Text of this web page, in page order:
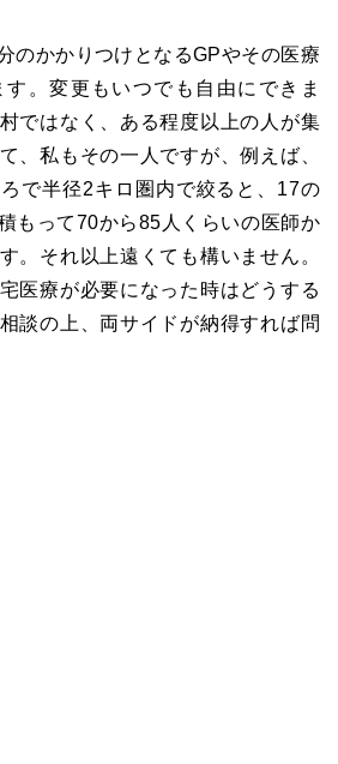
のかかりつけとなるGPやその医療
。変更もいつでも自由にできま
ではなく、ある程度以上の人が集
、私もその一人ですが、例えば、
で半径2キロ圏内で絞ると、17の
もって70から85人くらいの医師か
。それ以上遠くても構いません。
医療が必要になった時はどうする
談の上、両サイドが納得すれば問